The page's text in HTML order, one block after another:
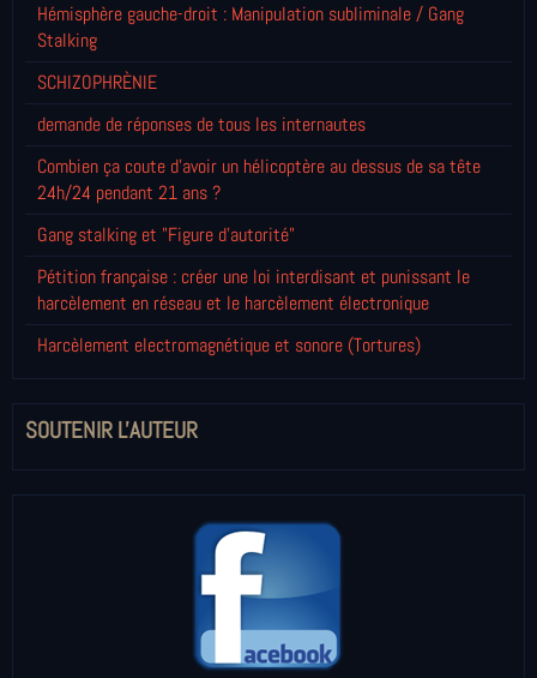
Hémisphère gauche-droit : Manipulation subliminale / Gang
Stalking
SCHIZOPHRÈNIE
demande de réponses de tous les internautes
Combien ça coute d'avoir un hélicoptère au dessus de sa tête
24h/24 pendant 21 ans ?
Gang stalking et "Figure d'autorité"
Pétition française : créer une loi interdisant et punissant le
harcèlement en réseau et le harcèlement électronique
Harcèlement electromagnétique et sonore (Tortures)
SOUTENIR L'AUTEUR